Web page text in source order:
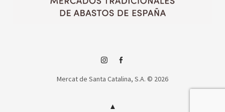
InstagramFacebook
Mercat de Santa Catalina, S.A. © 2026